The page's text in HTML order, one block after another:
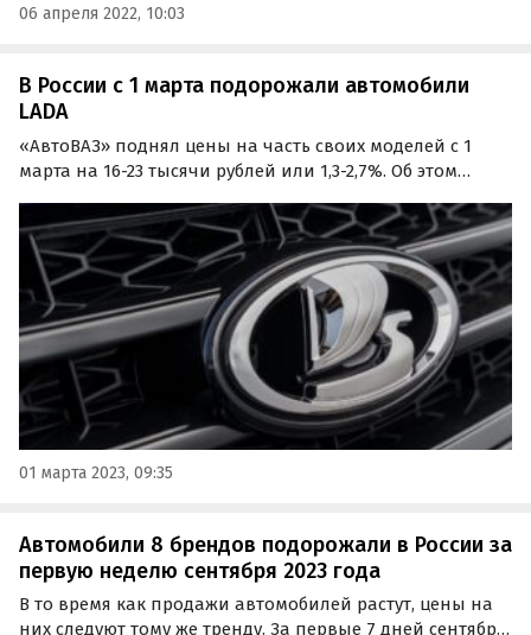
06 апреля 2022, 10:03
В России с 1 марта подорожали автомобили
LADA
«АвтоВАЗ» поднял цены на часть своих моделей с 1
марта на 16-23 тысячи рублей или 1,3-2,7%. Об этом
в ходе мониторинга прайс-листов российского
автогиганта.
01 марта 2023, 09:35
Автомобили 8 брендов подорожали в России за
первую неделю сентября 2023 года
В то время как продажи автомобилей растут, цены на
них следуют тому же тренду. За первые 7 дней сентября